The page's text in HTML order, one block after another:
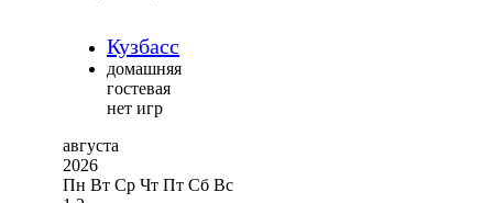
Кузбасс
домашняя
гостевая
нет игр
августа
2026
Пн Вт Ср Чт Пт Сб Вс